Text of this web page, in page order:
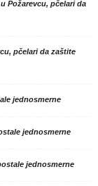
Požarevcu, pčelari da
pčelari da zaštite
jednosmerne
jednosmerne
jednosmerne